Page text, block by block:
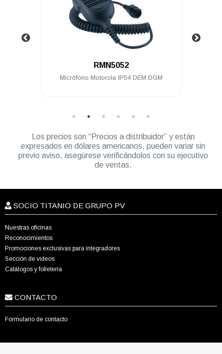
RMN5052
Micrófono Motorola IP54 DEM DGM
Los precios son “Precios a distribuidor” y están
expresados en dólares americanos, pueden variar sin
previo aviso, asegúrese verificándolos con su ejecutivo
de ventas.
SOCIO TITANIO DE GRUPO PV
Nuestras oficinas
Reconocimientos
Promociones exclusivas para integradores
Sección de videos
Catálogos y folletería
CONTACTO
Formulario de contacto